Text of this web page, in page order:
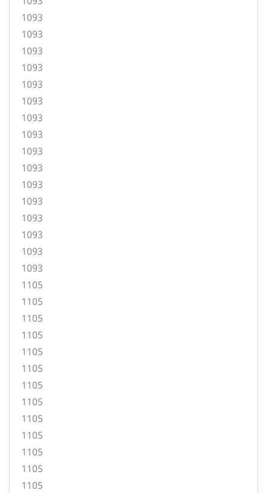
1093
1093
1093
1093
1093
1093
1093
1093
1093
1093
1093
1093
1093
1093
1093
1093
1105
1105
1105
1105
1105
1105
1105
1105
1105
1105
1105
1105
1105